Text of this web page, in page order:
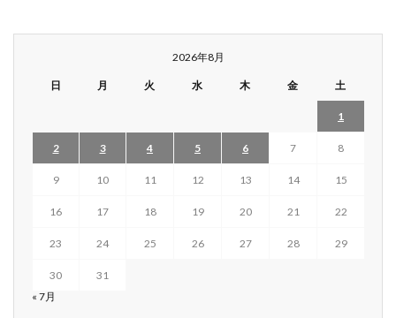
2026年8月
日 月 火 水 木 金 土
1
2 3 4 5 6 7 8
9 10 11 12 13 14 15
16 17 18 19 20 21 22
23 24 25 26 27 28 29
30
31
« 7月